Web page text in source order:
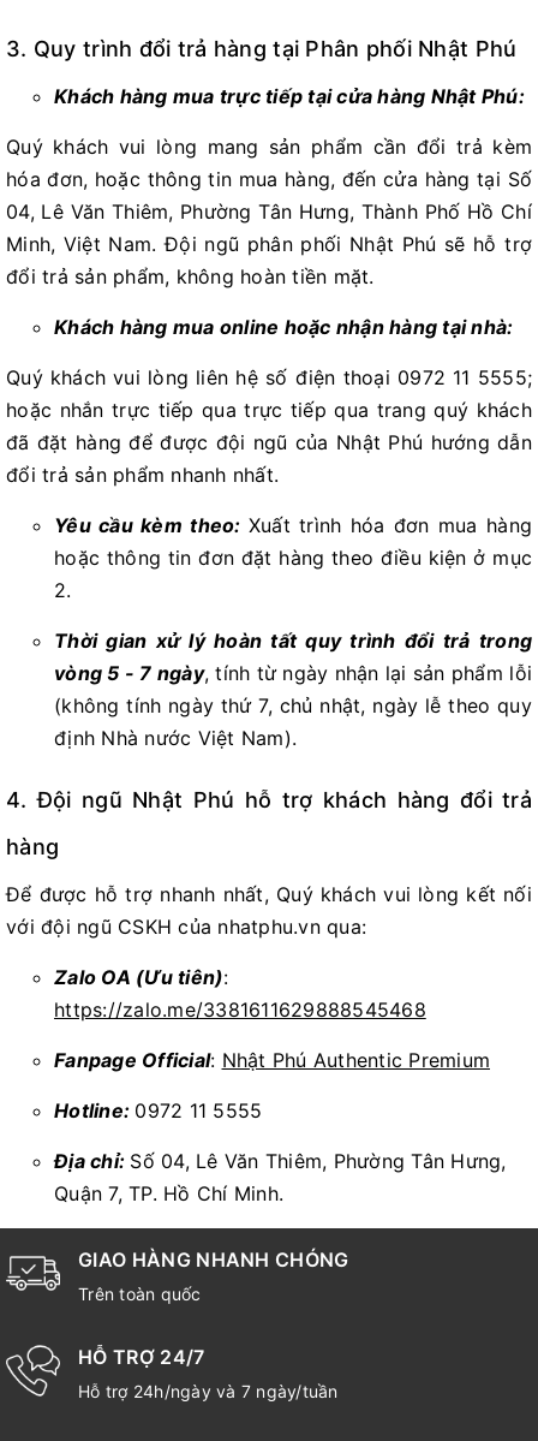
3. Quy trình đổi trả hàng tại Phân phối Nhật Phú
Khách hàng mua trực tiếp tại cửa hàng Nhật Phú:
Quý khách vui lòng mang sản phẩm cần đổi trả kèm
hóa đơn, hoặc thông tin mua hàng, đến cửa hàng tại Số
04, Lê Văn Thiêm, Phường Tân Hưng, Thành Phố Hồ Chí
Minh, Việt Nam. Đội ngũ phân phối Nhật Phú sẽ hỗ trợ
đổi trả sản phẩm, không hoàn tiền mặt.
Khách hàng mua online hoặc nhận hàng tại nhà:
Quý khách vui lòng liên hệ số điện thoại 0972 11 5555;
hoặc nhắn trực tiếp qua trực tiếp qua trang quý khách
đã đặt hàng để được đội ngũ của Nhật Phú hướng dẫn
đổi trả sản phẩm nhanh nhất.
Yêu cầu kèm theo: Xuất trình hóa đơn mua hàng
hoặc thông tin đơn đặt hàng theo điều kiện ở mục
2.
Thời gian xử lý hoàn tất quy trình đổi trả trong
vòng 5 - 7 ngày, tính từ ngày nhận lại sản phẩm lỗi
(không tính ngày thứ 7, chủ nhật, ngày lễ theo quy
định Nhà nước Việt Nam).
4. Đội ngũ Nhật Phú hỗ trợ khách hàng đổi trả
hàng
Để được hỗ trợ nhanh nhất, Quý khách vui lòng kết nối
với đội ngũ CSKH của nhatphu.vn qua:
Zalo OA (Ưu tiên):
https://zalo.me/3381611629888545468
Fanpage Official: Nhật Phú Authentic Premium
Hotline: 0972 11 5555
Địa chỉ: Số 04, Lê Văn Thiêm, Phường Tân Hưng,
Quận 7, TP. Hồ Chí Minh.
GIAO HÀNG NHANH CHÓNG
Trên toàn quốc
HỖ TRỢ 24/7
Hỗ trợ 24h/ngày và 7 ngày/tuần